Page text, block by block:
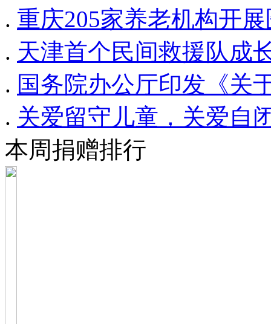
. 重庆205家养老机构开
. 天津首个民间救援队成
. 国务院办公厅印发《关
. 关爱留守儿童，关爱自
本周捐赠排行